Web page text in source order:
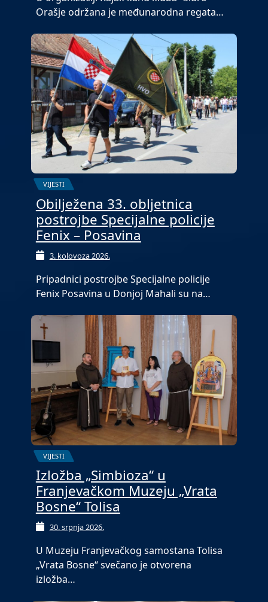
Orašje održana je međunarodna regata…
VIJESTI
Obilježena 33. obljetnica
postrojbe Specijalne policije
Fenix – Posavina
3. kolovoza 2026.
Pripadnici postrojbe Specijalne policije
Fenix Posavina u Donjoj Mahali su na…
VIJESTI
Izložba „Simbioza“ u
Franjevačkom Muzeju „Vrata
Bosne“ Tolisa
30. srpnja 2026.
U Muzeju Franjevačkog samostana Tolisa
„Vrata Bosne“ svečano je otvorena
izložba…